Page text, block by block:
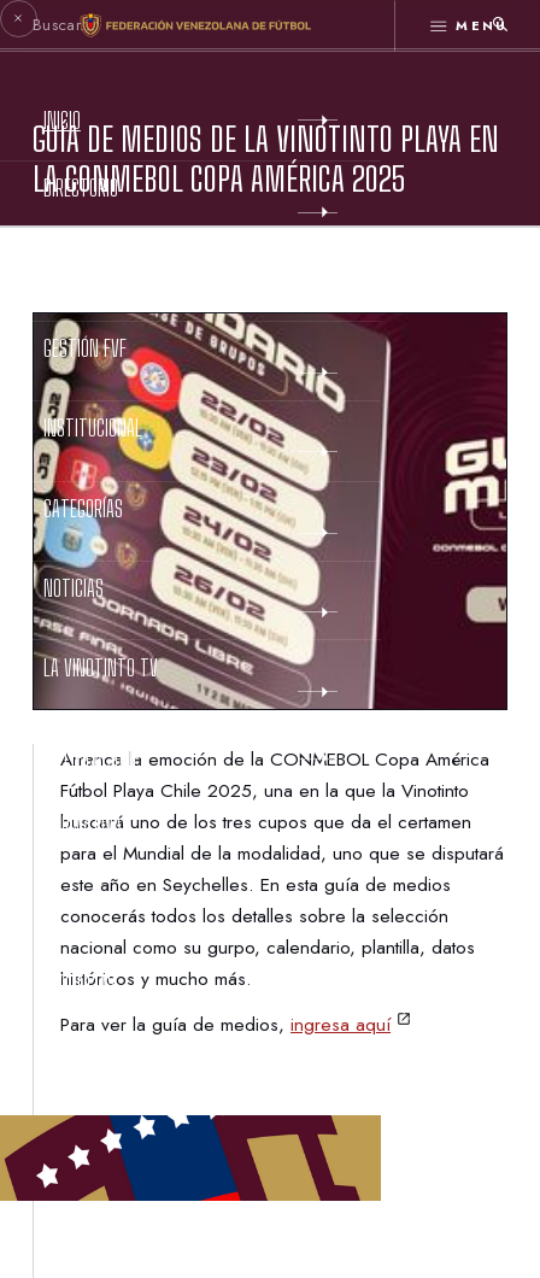
MENÚ
INICIO
DIRECTORIO
GESTIÓN FVF
INSTITUCIONAL
CATEGORÍAS
NOTICIAS
LA VINOTINTO TV
NOTIFICACIONES
NORMATIVAS
DENUNCIAS
GUÍA DE MEDIOS DE LA VINOTINTO PLAYA EN
LA CONMEBOL COPA AMÉRICA 2025
Arranca la emoción de la CONMEBOL Copa América
Fútbol Playa Chile 2025, una en la que la Vinotinto
buscará uno de los tres cupos que da el certamen
para el Mundial de la modalidad, uno que se disputará
este año en Seychelles. En esta guía de medios
conocerás todos los detalles sobre la selección
nacional como su gurpo, calendario, plantilla, datos
históricos y mucho más.
Para ver la guía de medios,ingresa aquí